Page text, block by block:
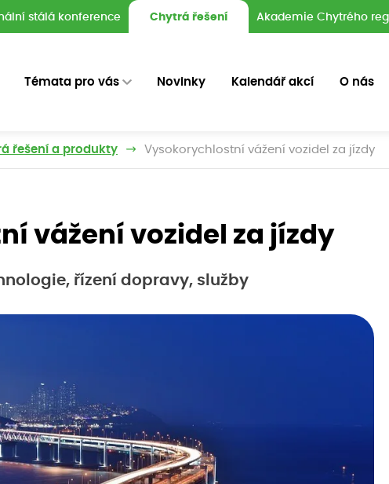
stálá konference Chytrá řešení Akademie Chytrého
Témata pro vás Novinky Kalendář akcí O nás
řešení a produkty Vysokorychlostní vážení vozidel za jízdy
vážení vozidel za jízdy
řízení dopravy, služby